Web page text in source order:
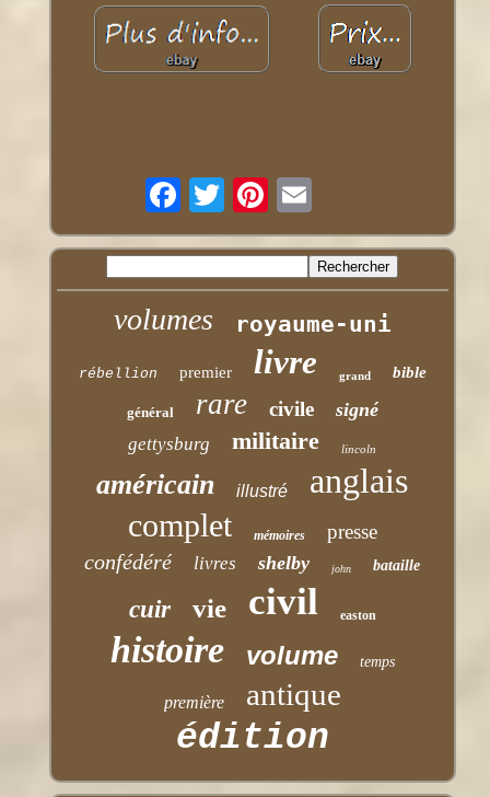
volumes royaume-uni
rébellion premier livre grand bible
général rare civile signé
gettysburg militaire lincoln
américain illustré anglais
complet mémoires presse
confédéré livres shelby john bataille
cuir vie civil easton
histoire volume temps
première antique
édition